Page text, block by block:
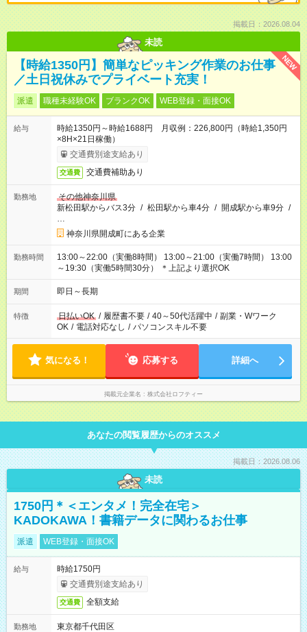
掲載日：2026.08.04
未読
NEW
【時給1350円】簡単なピッキング作業のお仕事
／土日祝休みでプライベート充実！
派遣 職種未経験OK ブランクOK WEB登録・面接OK
給与
時給1350円～時給1688円 月収例：226,800円（時給1,350円
×8H×21日稼働）
交通費別途支給あり
交通費 交通費補助あり
勤務地
その他神奈川県
新松田駅からバス3分 / 松田駅から車4分 / 開成駅から車9分 /
…
神奈川県開成町にある企業
勤務時間
13:00～22:00（実働8時間） 13:00～21:00（実働7時間） 13:00
～19:30（実働5時間30分） ＊上記より選択OK
期間 即日～長期
特徴 日払いOK / 履歴書不要 / 40～50代活躍中 / 副業・Wワーク
OK / 電話対応なし / パソコンスキル不要
気になる！ 応募する 詳細へ
掲載元企業名 株式会社ロフティー
あなたの閲覧履歴からのオススメ
掲載日：2026.08.06
未読
1750円＊＜エンタメ！完全在宅＞
KADOKAWA！書籍データに関わるお仕事
派遣 WEB登録・面接OK
給与
時給1750円
交通費別途支給あり
交通費 全額支給
勤務地
東京都千代田区